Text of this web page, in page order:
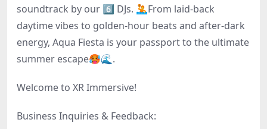
soundtrack by our 6️⃣ DJs. 🤽From laid-back
daytime vibes to golden-hour beats and after-dark
energy, Aqua Fiesta is your passport to the ultimate
summer escape🥵🌊.
Welcome to XR Immersive!
Business Inquiries & Feedback: